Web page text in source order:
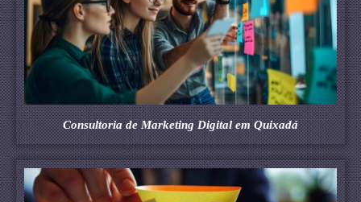
Consultoria de Marketing Digital em Quixadá